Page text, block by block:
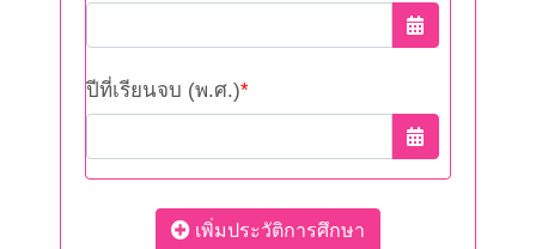
ปีที่เรียนจบ (พ.ศ.)*
เพิ่มประวัติการศึกษา